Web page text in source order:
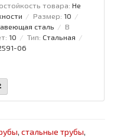
товара: Не
Размер: 10
сталь
В
10 Тип: Стальная
06
, стальные трубы,